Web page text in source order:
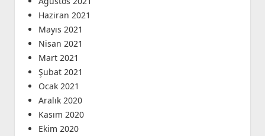
Haziran 2021
Mayıs 2021
Nisan 2021
Mart 2021
Şubat 2021
Ocak 2021
Aralık 2020
Kasım 2020
Ekim 2020